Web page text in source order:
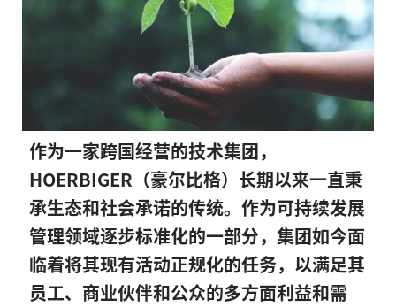
作为一家跨国经营的技术集团，
HOERBIGER（豪尔比格）长期以来一直秉
承生态和社会承诺的传统。作为可持续发展
管理领域逐步标准化的一部分，集团如今面
临着将其现有活动正规化的任务，以满足其
员工、商业伙伴和公众的多方面利益和需